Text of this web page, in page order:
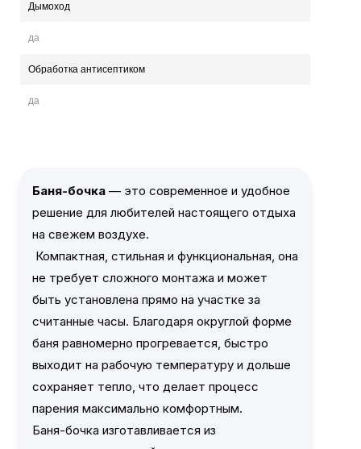
Дымоход
да
Обработка антисептиком
да
Баня-бочка — это современное и удобное
решение для любителей настоящего отдыха
на свежем воздухе.
Компактная, стильная и функциональная, она
не требует сложного монтажа и может
быть установлена прямо на участке за
считанные часы. Благодаря округлой форме
баня равномерно прогревается, быстро
выходит на рабочую температуру и дольше
сохраняет тепло, что делает процесс
парения максимально комфортным.
Баня-бочка изготавливается из